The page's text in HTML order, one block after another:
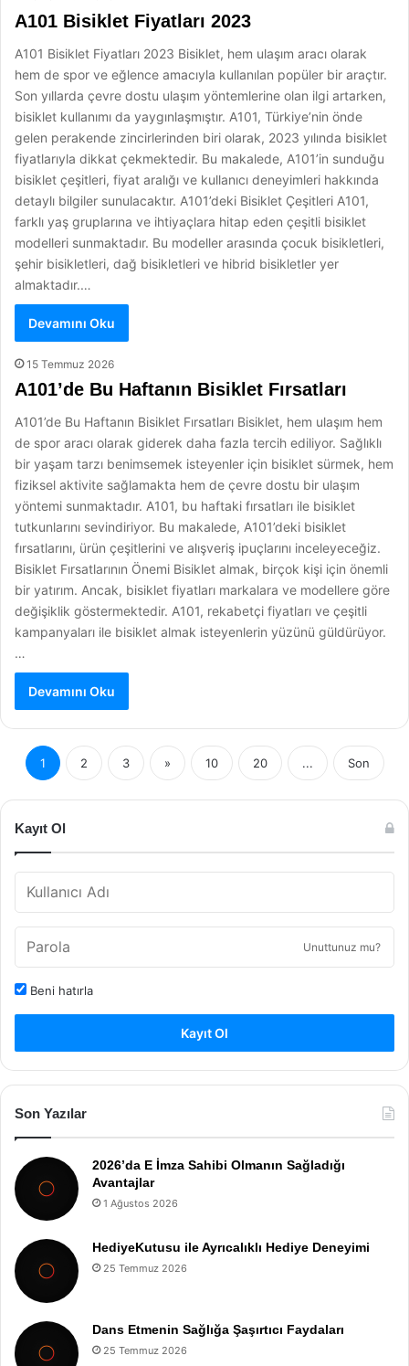
A101 Bisiklet Fiyatları 2023
A101 Bisiklet Fiyatları 2023 Bisiklet, hem ulaşım aracı olarak
hem de spor ve eğlence amacıyla kullanılan popüler bir araçtır.
Son yıllarda çevre dostu ulaşım yöntemlerine olan ilgi artarken,
bisiklet kullanımı da yaygınlaşmıştır. A101, Türkiye’nin önde
gelen perakende zincirlerinden biri olarak, 2023 yılında bisiklet
fiyatlarıyla dikkat çekmektedir. Bu makalede, A101’in sunduğu
bisiklet çeşitleri, fiyat aralığı ve kullanıcı deneyimleri hakkında
detaylı bilgiler sunulacaktır. A101’deki Bisiklet Çeşitleri A101,
farklı yaş gruplarına ve ihtiyaçlara hitap eden çeşitli bisiklet
modelleri sunmaktadır. Bu modeller arasında çocuk bisikletleri,
şehir bisikletleri, dağ bisikletleri ve hibrid bisikletler yer
almaktadır.…
Devamını Oku
15 Temmuz 2026
A101’de Bu Haftanın Bisiklet Fırsatları
A101’de Bu Haftanın Bisiklet Fırsatları Bisiklet, hem ulaşım hem
de spor aracı olarak giderek daha fazla tercih ediliyor. Sağlıklı
bir yaşam tarzı benimsemek isteyenler için bisiklet sürmek, hem
fiziksel aktivite sağlamakta hem de çevre dostu bir ulaşım
yöntemi sunmaktadır. A101, bu haftaki fırsatları ile bisiklet
tutkunlarını sevindiriyor. Bu makalede, A101’deki bisiklet
fırsatlarını, ürün çeşitlerini ve alışveriş ipuçlarını inceleyeceğiz.
Bisiklet Fırsatlarının Önemi Bisiklet almak, birçok kişi için önemli
bir yatırım. Ancak, bisiklet fiyatları markalara ve modellere göre
değişiklik göstermektedir. A101, rekabetçi fiyatları ve çeşitli
kampanyaları ile bisiklet almak isteyenlerin yüzünü güldürüyor.
…
Devamını Oku
1 2 3 » 10 20 ... Son
Kayıt Ol
Unuttunuz mu?
Beni hatırla
Kayıt Ol
Son Yazılar
2026’da E İmza Sahibi Olmanın Sağladığı
Avantajlar
1 Ağustos 2026
HediyeKutusu ile Ayrıcalıklı Hediye Deneyimi
25 Temmuz 2026
Dans Etmenin Sağlığa Şaşırtıcı Faydaları
25 Temmuz 2026